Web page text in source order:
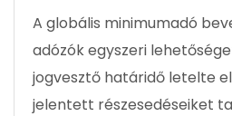
A globális minimumadó
adózók egyszeri
jogvesztő határidő letelte
jelentett részesedéseiket